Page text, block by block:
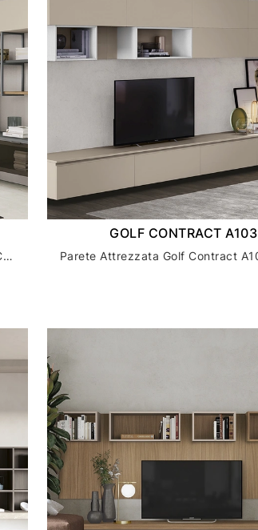
Parete Attrezzata Golf Contract A104 di Colombini Casa
GOLF CONTRACT A103